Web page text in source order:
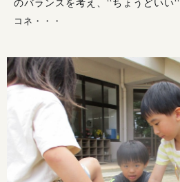
のバランスを考え、‘‘ちょうどいい‘‘
コネ・・・